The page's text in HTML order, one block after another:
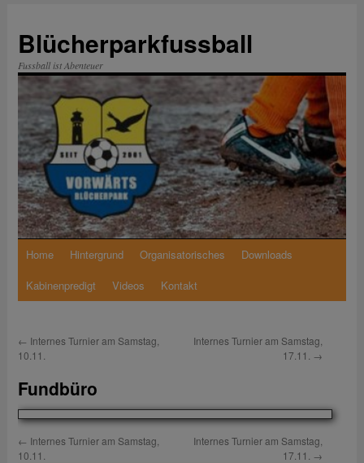
springen
Blücherparkfussball
Fussball ist Abenteuer
Home Hintergrund Organisatorisches
Downloads
Kabinenpredigt
Videos Kontakt
← Internes Turnier am Samstag,
10.11.
Internes Turnier am Samstag,
17.11. →
Fundbüro
← Internes Turnier am Samstag,
10.11.
Internes Turnier am Samstag,
17.11. →